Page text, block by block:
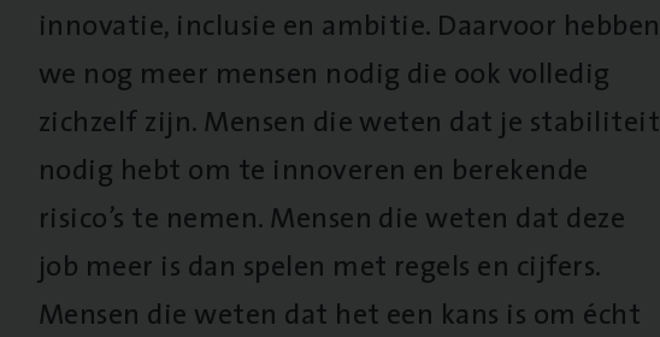
innovatie, inclusie en ambitie. Daarvoor hebben
we nog meer mensen nodig die ook volledig
zichzelf zijn. Mensen die weten dat je stabiliteit
nodig hebt om te innoveren en berekende
risico’s te nemen. Mensen die weten dat deze
job meer is dan spelen met regels en cijfers.
Mensen die weten dat het een kans is om écht